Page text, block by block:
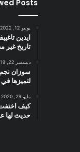
Posts
يونيو 12, 2022
ايدين
تاريخ غير
ديسمبر 22, 2019
سوزان نجم
لتميزها
مايو 29, 2020
كيف اختفت
حديث لها